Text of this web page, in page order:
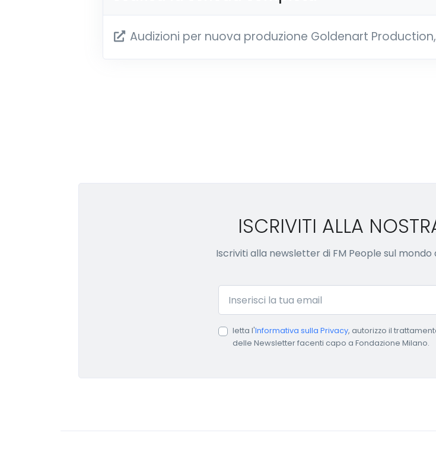
Audizioni per nuova produzione Goldenart
ISCRIVITI ALLA
Iscriviti alla newsletter di FM People sul
Email
letta l'Informativa sulla Privacy, autorizzo il
delle Newsletter facenti capo a Fondazione Milano.